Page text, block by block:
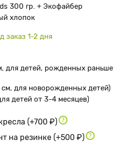
300 гр. + Экофайбер
хлопок
заказ 1-2 дня
, для детей, рожденных раньше
, для новорожденных детей)
детей от 3-4 месяцев)
(+700 ₽)
на резинке (+500 ₽)